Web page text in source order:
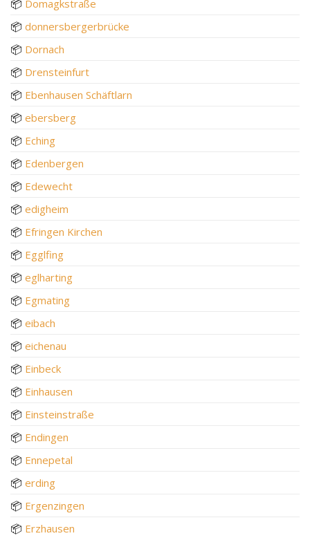
📦 Domagkstraße
📦 donnersbergerbrücke
📦 Dornach
📦 Drensteinfurt
📦 Ebenhausen Schäftlarn
📦 ebersberg
📦 Eching
📦 Edenbergen
📦 Edewecht
📦 edigheim
📦 Efringen Kirchen
📦 Egglfing
📦 eglharting
📦 Egmating
📦 eibach
📦 eichenau
📦 Einbeck
📦 Einhausen
📦 Einsteinstraße
📦 Endingen
📦 Ennepetal
📦 erding
📦 Ergenzingen
📦 Erzhausen